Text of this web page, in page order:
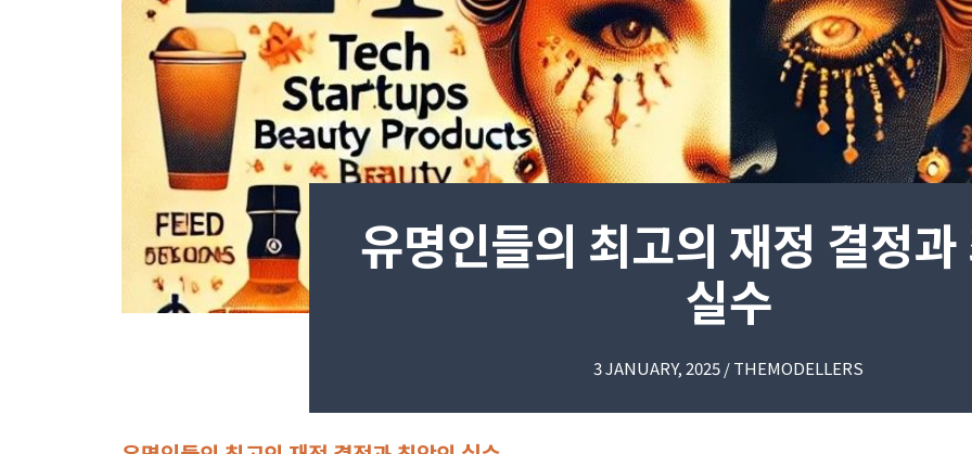
유명인들의 최고의 재정 결정
실수
3 JANUARY, 2025 / THEMODELLERS